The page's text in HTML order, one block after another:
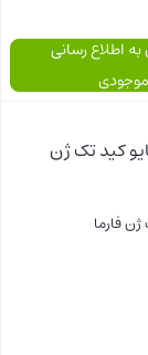
اطلاع رسانی
موجودی
ژن فارما